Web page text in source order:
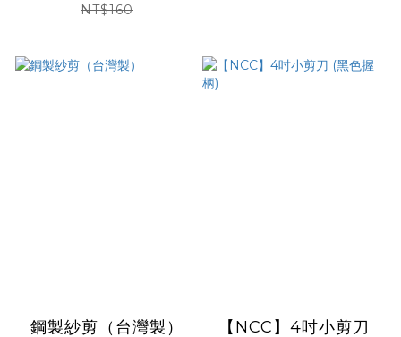
NT$160
鋼製紗剪（台灣製）
【NCC】4吋小剪刀